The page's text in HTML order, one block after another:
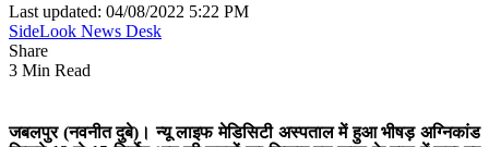
Last updated: 04/08/2022 5:22 PM
SideLook News Desk
Share
3 Min Read
जबलपुर (नवनीत दुबे)। न्यू लाइफ मेडिसिटी अस्पताल में हुआ भीषड़ अग्निकांड